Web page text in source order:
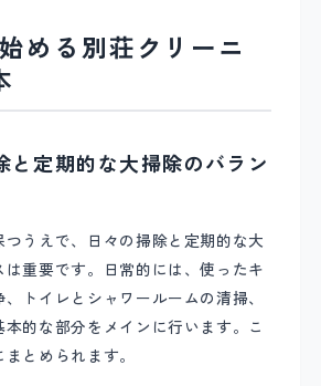
める別荘クリーニ
と定期的な大掃除のバラン
うえで、日々の掃除と定期的な大
重要です。日常的には、使ったキ
トイレとシャワールームの清掃、
的な部分をメインに行います。こ
とめられます。